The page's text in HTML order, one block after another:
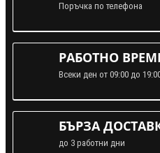
Поръчка по телефона
РАБОТНО
Всеки ден от 09:00 до
БЪРЗА
до 3 работни дни